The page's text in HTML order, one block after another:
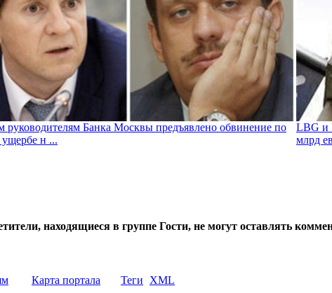
Банка Москвы предъявлено обвинение по
ущербе н ...
LBG и
млрд
находящиеся в группе Гости, не могут оставлять
Карта портала Теги XML